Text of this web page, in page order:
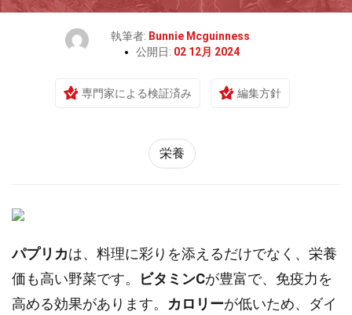
執筆者: Bunnie Mcguinness
公開日: 02 12月 2024
専門家による検証済み 編集方針
栄養
パプリカは、料理に彩りを添えるだけでなく、栄養
価も高い野菜です。
ビタミンCが豊富で、免疫力を
高める効果があります。 カロリーが低いため、ダイ